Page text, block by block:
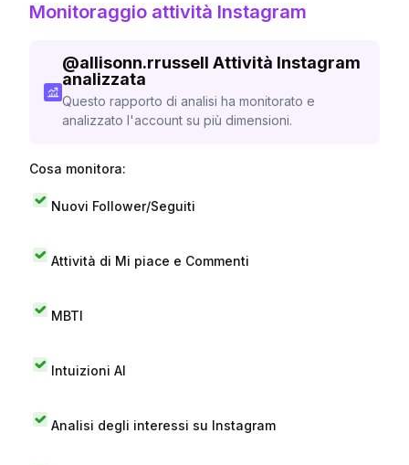
Monitoraggio attività Instagram
@allisonn.rrussell Attività Instagram
analizzata
Questo rapporto di analisi ha monitorato e
analizzato l'account su più dimensioni.
Cosa monitora:
Nuovi Follower/Seguiti
Attività di Mi piace e Commenti
MBTI
Intuizioni AI
Analisi degli interessi su Instagram